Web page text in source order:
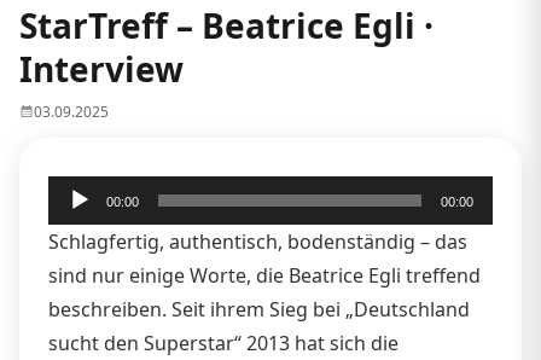
StarTreff – Beatrice Egli ·
Interview
03.09.2025
Audio-
Player
00:00 00:00
Schlagfertig, authentisch, bodenständig – das
sind nur einige Worte, die Beatrice Egli treffend
beschreiben. Seit ihrem Sieg bei „Deutschland
sucht den Superstar“ 2013 hat sich die